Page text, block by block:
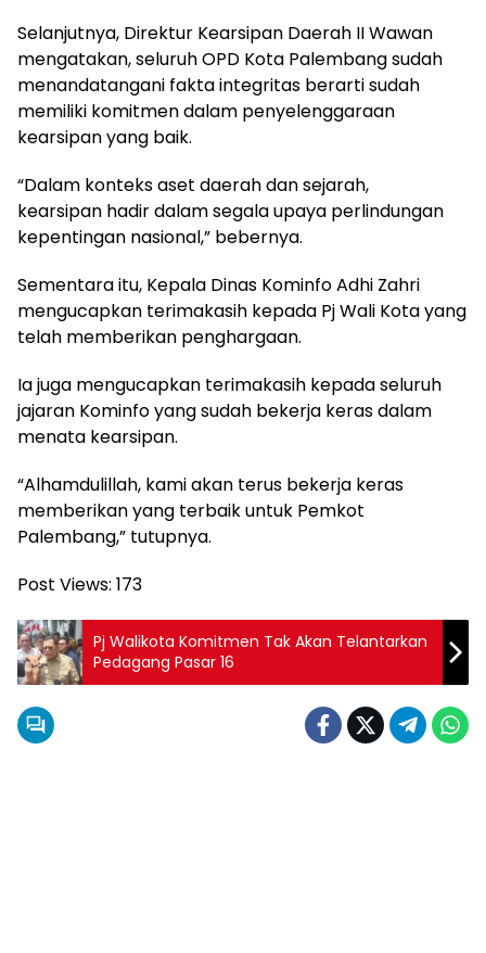
Selanjutnya, Direktur Kearsipan Daerah II Wawan
mengatakan, seluruh OPD Kota Palembang sudah
menandatangani fakta integritas berarti sudah
memiliki komitmen dalam penyelenggaraan
kearsipan yang baik.
“Dalam konteks aset daerah dan sejarah,
kearsipan hadir dalam segala upaya perlindungan
kepentingan nasional,” bebernya.
Sementara itu, Kepala Dinas Kominfo Adhi Zahri
mengucapkan terimakasih kepada Pj Wali Kota yang
telah memberikan penghargaan.
Ia juga mengucapkan terimakasih kepada seluruh
jajaran Kominfo yang sudah bekerja keras dalam
menata kearsipan.
“Alhamdulillah, kami akan terus bekerja keras
memberikan yang terbaik untuk Pemkot
Palembang,” tutupnya.
Post Views: 173
Pj Walikota Komitmen Tak Akan Telantarkan
Pedagang Pasar 16